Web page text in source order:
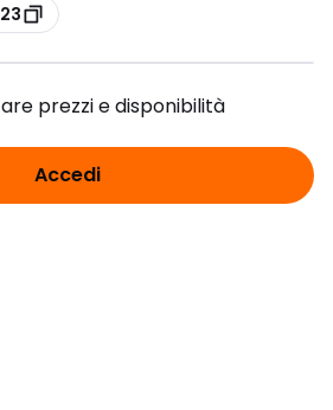
prezzi e disponibilità
Accedi